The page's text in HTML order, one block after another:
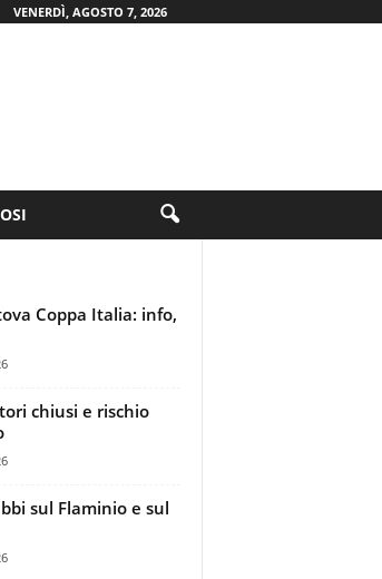
VENERDÌ, AGOSTO 7, 2026
Coppa Italia: info,
chiusi e rischio
sul Flaminio e sul